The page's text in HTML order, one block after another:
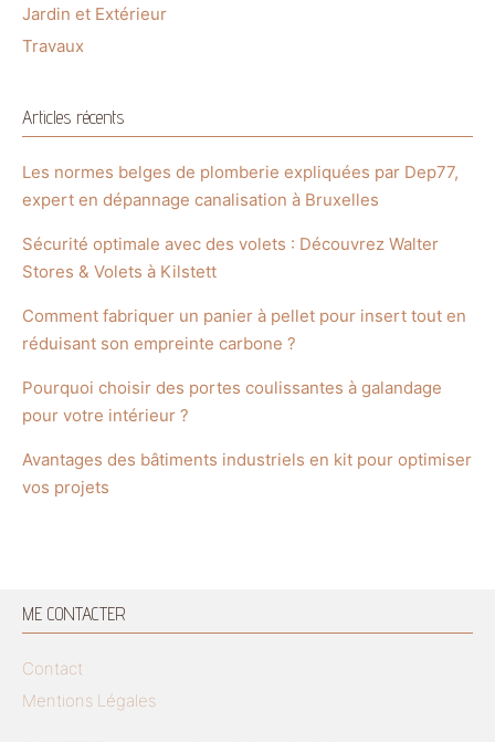
Jardin et Extérieur
Travaux
Articles récents
Les normes belges de plomberie expliquées par Dep77,
expert en dépannage canalisation à Bruxelles
Sécurité optimale avec des volets : Découvrez Walter
Stores & Volets à Kilstett
Comment fabriquer un panier à pellet pour insert tout en
réduisant son empreinte carbone ?
Pourquoi choisir des portes coulissantes à galandage
pour votre intérieur ?
Avantages des bâtiments industriels en kit pour optimiser
vos projets
ME CONTACTER
Contact
Mentions Légales